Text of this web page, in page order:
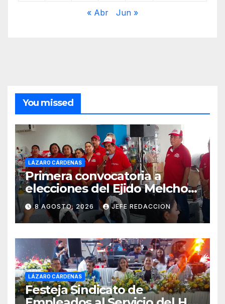
« Abr Jun »
You missed
LÁZARO CÁRDENAS
Primera convocatoria a
elecciones del Ejido Melchor
Ocampo en Lázaro Cárdenas
el domingo
8 AGOSTO, 2026 JEFE REDACCION
LÁZARO CÁRDENAS
Festeja Sindicato de